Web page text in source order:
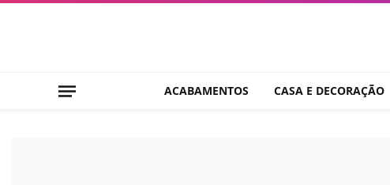
ACABAMENTOS CASA E DECORAÇÃO